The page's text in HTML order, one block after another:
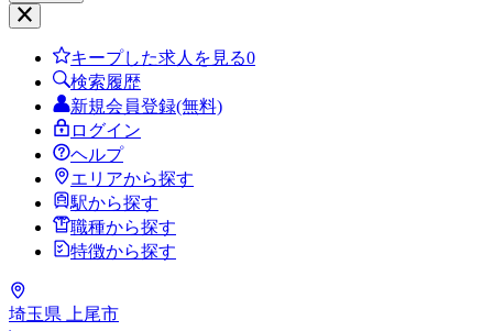
キープした求人を見る0
検索履歴
新規会員登録(無料)
ログイン
ヘルプ
エリアから探す
駅から探す
職種から探す
特徴から探す
埼玉県 上尾市